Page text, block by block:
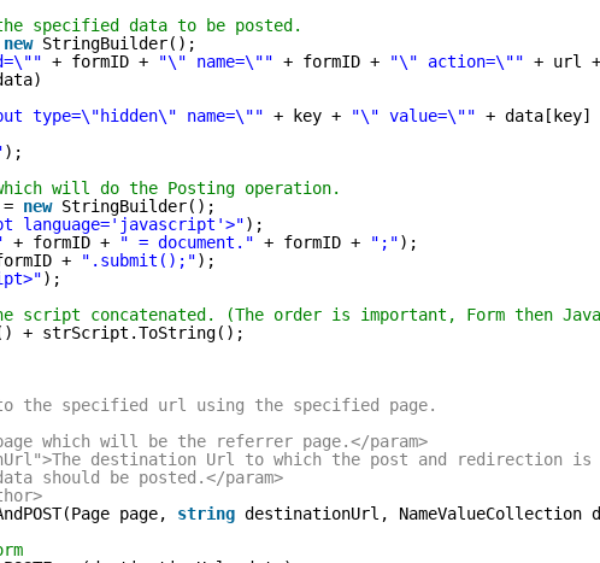
specified data to be posted.
new StringBuilder();
+ formID + "\" name=\"" + formID + "\" action=\"" + url +
type=\"hidden\" name=\"" + key + "\" value=\"" + data[key]
);
will do the Posting operation.
new StringBuilder();
language='javascript'>");
+ formID + " = document." + formID + ";");
+ ".submit();");
);
script concatenated. (The order is important, Form then
+ strScript.ToString();
the specified url using the specified page.
page which will be the referrer page.</param>
destination Url to which the post and redirection is
should be posted.</param>
page, string destinationUrl, NameValueCollection